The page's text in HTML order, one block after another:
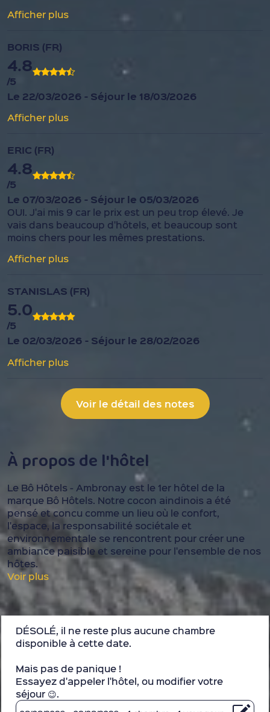
Afficher plus
BORIS (FR)
4.8
/5
Le 22/03/2026 - Séjour le 18/03/2026
Afficher plus
ERIC (FR)
4.8
/5
Le 07/03/2026 - Séjour le 05/03/2026
OUI. J'ai mis 9 car le prix est un peu trop élevé. Je
vais dans beaucoup d'hôtels, et beaucoup sont
moins chers pour les mêmes prestations.
Afficher plus
STANISLAS (FR)
5.0
/5
Le 02/03/2026 - Séjour le 28/02/2026
Afficher plus
Voir le détail des notes
À propos de l'hôtel
Le Bô Hôtels - Ambronay est le 1er hôtel de la
marque Bô Hôtels. Notre cocon aindinois a été
pensé et concu comme un lieu où le confort,
l'espace, la responsabilité sociétale et
environnementale se rencontrent pour créer une
ambiance paisible et sereine pour l'ensemble de nos
hôtes.
Voir plus
DÉSOLÉ, il ne reste plus aucune chambre
disponible à cette date.
Mais pas de panique !
Essayez d'appeler l'hôtel, ou modifier votre
séjour 😉.